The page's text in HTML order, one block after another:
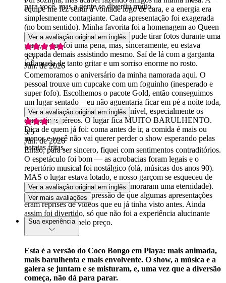
para você, mas a gente se divertiu muito.
equipe me fez sentir à vontade logo de cara, e a energia era
simplesmente contagiante. Cada apresentação foi exagerada
(no bom sentido). Minha favorita foi a homenagem ao Queen
– tanto brilho, tanto confete. Não pude tirar fotos durante uma
parte, o que foi uma pena, mas, sinceramente, eu estava
ocupada demais assistindo mesmo. Saí de lá com a garganta
inflamada de tanto gritar e um sorriso enorme no rosto.
Ver a avaliação original em inglês
5/5
Jun. de 2026
Comemoramos o aniversário da minha namorada aqui. O
pessoal trouxe um cupcake com um foguinho (inesperado e
super fofo). Escolhemos o pacote Gold, então conseguimos
um lugar sentado – eu não aguentaria ficar em pé a noite toda,
rsrs. Os artistas estavam de outro nível, especialmente os
dançarinos aéreos. O lugar fica MUITO BARULHENTO.
Dica de quem já foi: coma antes de ir, a comida é mais ou
menos e você não vai querer perder o show esperando pelas
batatas fritas.
Ver a avaliação original em inglês
3/5
Jun. de 2026
Então, para ser sincero, fiquei com sentimentos contraditórios.
O espetáculo foi bom — as acrobacias foram legais e o
repertório musical foi nostálgico (olá, músicas dos anos 90).
MAS o lugar estava lotado, e nosso garçom se esqueceu de
nós algumas vezes (as bebidas demoraram uma eternidade).
Além disso, tive a impressão de que algumas apresentações
eram reprises de vídeos que eu já tinha visto antes. Ainda
assim foi divertido, só que não foi a experiência alucinante
que eu esperava pelo preço.
Ver a avaliação original em inglês
Ver mais avaliações
Sua experiência
Esta é a versão do Coco Bongo em Playa: mais animada,
mais barulhenta e mais envolvente. O show, a música e a
galera se juntam e se misturam, e, uma vez que a diversão
começa, não dá para parar.